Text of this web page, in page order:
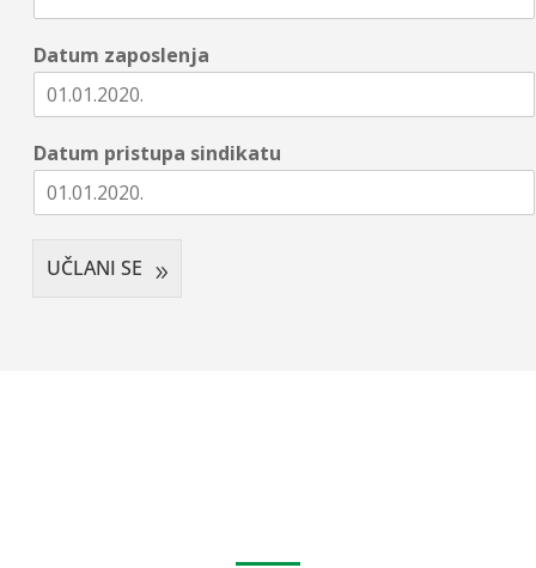
Datum zaposlenja
Datum pristupa sindikatu
UČLANI SE